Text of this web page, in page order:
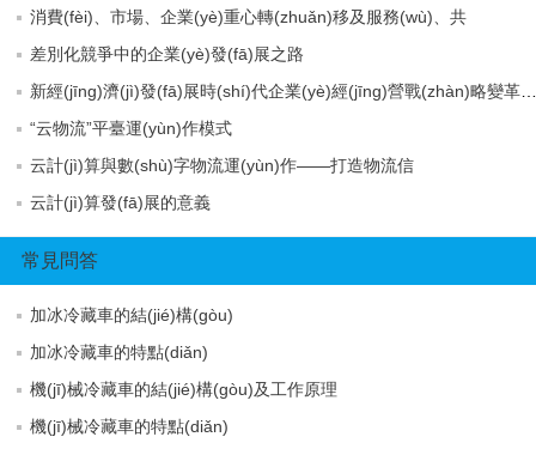
消費(fèi)、市場、企業(yè)重心轉(zhuǎn)移及服務(wù)、共
差別化競爭中的企業(yè)發(fā)展之路
“云物流”平臺運(yùn)作模式
云計(jì)算與數(shù)字物流運(yùn)作——打造物流信
云計(jì)算發(fā)展的意義
常見問答
加冰冷藏車的結(jié)構(gòu)
加冰冷藏車的特點(diǎn)
機(jī)械冷藏車的結(jié)構(gòu)及工作原理
機(jī)械冷藏車的特點(diǎn)